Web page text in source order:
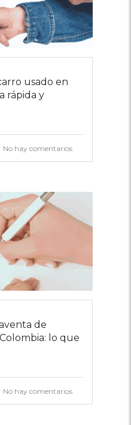
usado en
rápida y
No hay comentarios
de
lo que
No hay comentarios